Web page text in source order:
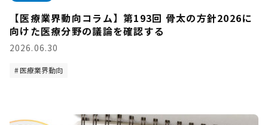
【医療業界動向コラム】第193回 骨太の方針2026に
向けた医療分野の議論を確認する
2026.06.30
医療業界動向